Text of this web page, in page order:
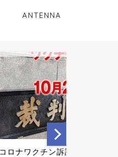
ANTENNA
「1日30分睡眠」の有名人、